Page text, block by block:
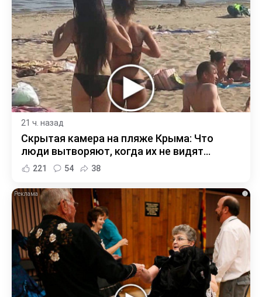
21 ч. назад
Скрытая камера на пляже Крыма: Что
люди вытворяют, когда их не видят...
221 54 38
i